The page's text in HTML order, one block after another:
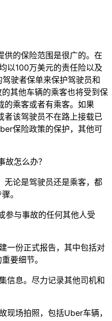
供的保险范围是很广的。在
以100万美元的责任险以及
驶者保单来保护驾驶员和
其他车辆的乘客也将受到保
的乘客或者有乘客。如果
者该驾驶员不在路上接载已
保险政策的保护，其他可
怎么办？
无论是驾驶员还是乘客，都
。
参与事故的任何其他人受
一份正式报告，其中包括对
要细节。
信息。尽力记录其他司机和
现场拍照，包括Uber车辆，